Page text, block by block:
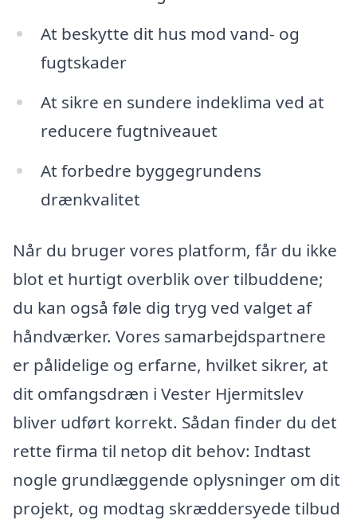
At beskytte dit hus mod vand- og
fugtskader
At sikre en sundere indeklima ved at
reducere fugtniveauet
At forbedre byggegrundens
drænkvalitet
Når du bruger vores platform, får du ikke
blot et hurtigt overblik over tilbuddene;
du kan også føle dig tryg ved valget af
håndværker. Vores samarbejdspartnere
er pålidelige og erfarne, hvilket sikrer, at
dit omfangsdræn i Vester Hjermitslev
bliver udført korrekt. Sådan finder du det
rette firma til netop dit behov: Indtast
nogle grundlæggende oplysninger om dit
projekt, og modtag skræddersyede tilbud